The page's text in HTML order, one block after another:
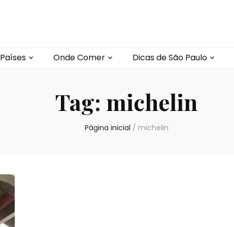
Países Onde Comer Dicas de São Paulo
Tag: michelin
Página inicial / michelin